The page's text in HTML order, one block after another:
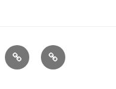
Kontakt Chce
dołączyć!